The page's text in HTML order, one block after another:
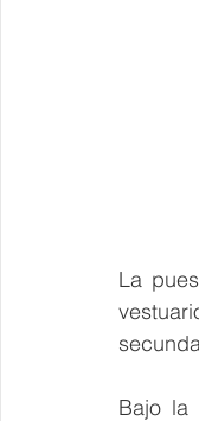
La
Bajo la